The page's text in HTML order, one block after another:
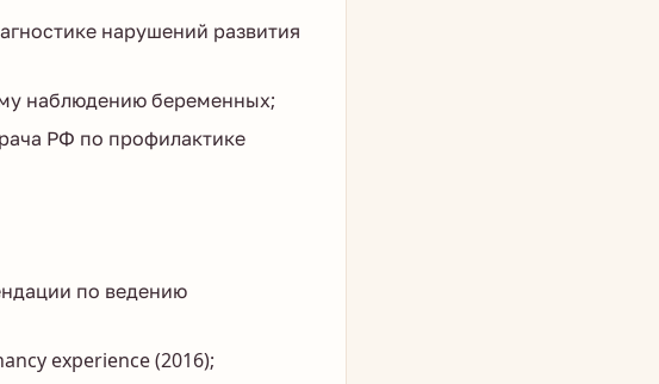
нарушений развития
наблюдению беременных;
РФ по профилактике
по ведению
experience (2016);